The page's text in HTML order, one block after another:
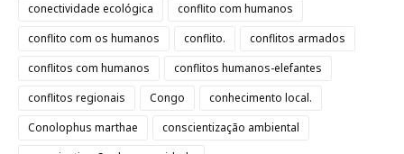
conectividade ecológica
conflito com humanos
conflito com os humanos
conflito.
conflitos armados
conflitos com humanos
conflitos humanos-elefantes
conflitos regionais
Congo
conhecimento local.
Conolophus marthae
conscientização ambiental